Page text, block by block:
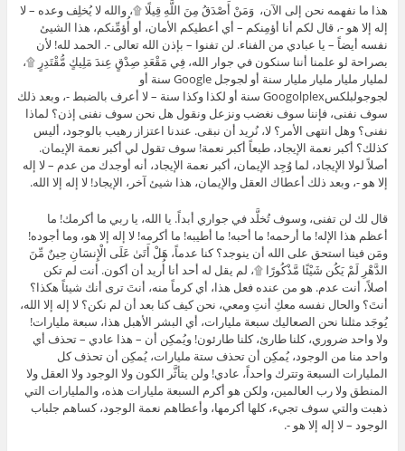
هذا ما نفهمه نحن إلى الآن، وَمَنْ أَصْدَقُ مِنَ اللَّهِ قِيلًا ۩، والله لا يُخلِف وعده – لا
إله إلا هو -، قال لكم أنا أؤمِنكم – أي أعطيكم الأمان، أو أُؤمِّنكم، هذا الشيئ
نفسه أيضاً – يا عبادي من الفناء. لن تفنوا – بإذن الله تعالى -. الحمد لله! لأن
بصراحة لو علمنا أننا سنكون في جوار الله، فِي مَقْعَدِ صِدْقٍ عِندَ مَلِيكٍ مُّقْتَدِرٍ ۩،
لمليار مليار مليار مليار سنة أو لجوجل Google سنة أو
لجوجولبلكسGoogolplex سنة أو لكذا وكذا سنة – لا أعرف بالضبط -، وبعد ذلك
سوف نفنى، فإننا سوف نغضب ونزعل ونقول هل نحن سوف نفنى إذن؟ لماذا
نفنى؟ وهل انتهى الأمر؟ لا، نُريد أن نبقى. عندنا اعتزاز رهيب بالوجود، أليس
كذلك؟ أكبر نعمة الإيجاد، طبعاً أكبر نعمة! سوف تقول لي أكبر نعمة الإيمان.
أصلاً لولا الإيجاد، لما وُجِد الإيمان، أكبر نعمة الإيجاد، أنه أوجدك من عدم – لا إله
إلا هو -، وبعد ذلك أعطاك العقل والإيمان، هذا شيئ آخر، الإيجاد! لا إله إلا الله.
قال لك لن تفنى، وسوف تُخلَّد في جواري أبداً. يا الله، يا ربي ما أكرمك! ما
أعظم هذا الإله! ما أرحمه! ما أحبه! ما أطيبه! ما أكرمه! لا إله إلا هو، وما أجوده!
ومَن فينا استحق على الله أن ينوجد؟ كنا عدماً، هَلْ أَتَىٰ عَلَى الْإِنسَانِ حِينٌ مِّنَ
الدَّهْرِ لَمْ يَكُن شَيْئًا مَّذْكُورًا ۩، لم يقل له أحد أنا أُريد أن أكون. أنت لم تكن
أصلاً، أنت عدم. هو من عنده فعل هذا، أي كرماً منه، أنتَ ترى أنك شيئاً هكذا؟
أنتَ؟ والحال نفسه معكِ أنتِ ومعي، نحن كيف كنا بعد أن لم نكن؟ لا إله إلا الله،
يُوجَد مثلنا نحن الصعاليك سبعة مليارات، أي البشر الأهبل هذا، سبعة مليارات!
ولا واحد ضروري، كلنا طارئ، كلنا طارئون! ويُمكِن أن – هذا عادي – تحذف أي
واحد منا من الوجود، يُمكِن أن تحذف ستة مليارات، يُمكِن أن تحذف كل
المليارات السبعة وتترك واحداً، عادي! ولن يتأثَّر الكون ولا الوجود ولا العقل ولا
المنطق ولا رب العالمين، ولكن هو أكرم السبعة مليارات هذه، والمليارات التي
ذهبت والتي سوف تجيء، كلها أكرمها، وأعطاهم نعمة الوجود، كساهم جلباب
الوجود – لا إله إلا هو -.